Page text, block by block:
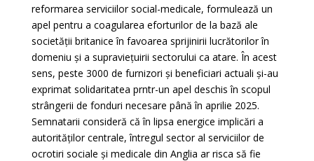
reformarea serviciilor social-medicale, formulează un
apel pentru a coagularea eforturilor de la bază ale
societății britanice în favoarea sprijinirii lucrătorilor în
domeniu și a supraviețuirii sectorului ca atare. În acest
sens, peste 3000 de furnizori și beneficiari actuali și-au
exprimat solidaritatea prntr-un apel deschis în scopul
strângerii de fonduri necesare până în aprilie 2025.
Semnatarii consideră că în lipsa energice implicări a
autorităților centrale, întregul sector al serviciilor de
ocrotiri sociale și medicale din Anglia ar risca să fie